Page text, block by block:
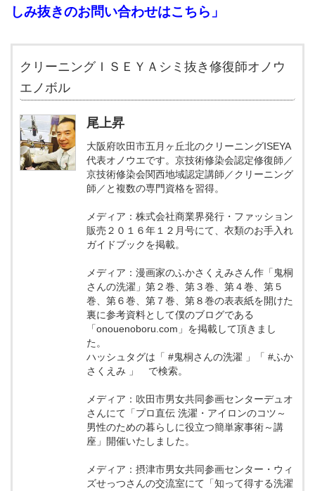
しみ抜きのお問い合わせはこちら」
クリーニングＩＳＥＹＡシミ抜き修復師オノウ
エノボル
尾上昇
大阪府吹田市五月ヶ丘北のクリーニングISEYA
代表オノウエです。京技術修染会認定修復師／
京技術修染会関西地域認定講師／クリーニング
師／と複数の専門資格を習得。
メディア：株式会社商業界発行・ファッション
販売２０１６年１２月号にて、衣類のお手入れ
ガイドブックを掲載。
メディア：漫画家のふかさくえみさん作「鬼桐
さんの洗濯」第２巻、第３巻、第４巻、第５
巻、第６巻、第７巻、第８巻の表表紙を開けた
裏に参考資料として僕のブログである
「onouenoboru.com」を掲載して頂きまし
た。
ハッシュタグは「 #鬼桐さんの洗濯 」「 #ふか
さくえみ 」 で検索。
メディア：吹田市男女共同参画センターデュオ
さんにて「プロ直伝 洗濯・アイロンのコツ～
男性のための暮らしに役立つ簡単家事術～講
座」開催いたしました。
メディア：摂津市男女共同参画センター・ウィ
ズせっつさんの交流室にて「知って得する洗濯